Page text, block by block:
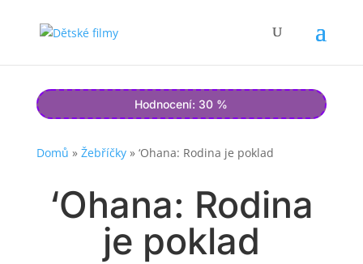
Hodnocení: 30 %
Domů » Žebříčky» ‘Ohana: Rodina je poklad
‘Ohana: Rodina
je poklad